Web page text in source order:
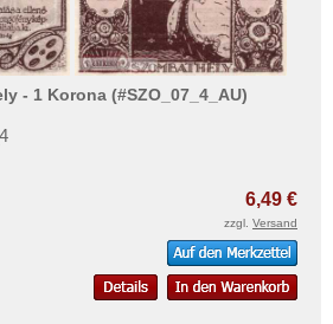
- 1 Korona (#SZO_07_4_AU)
6,49 €
zzgl. Versand